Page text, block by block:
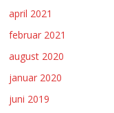
april 2021
februar 2021
august 2020
januar 2020
juni 2019